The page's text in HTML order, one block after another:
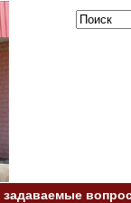
задаваемые